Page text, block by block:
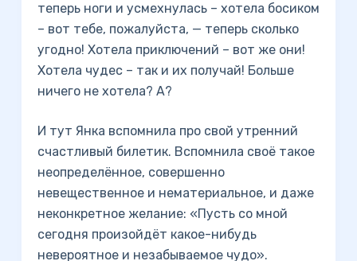
теперь ноги и усмехнулась – хотела босиком
– вот тебе, пожалуйста, — теперь сколько
угодно! Хотела приключений – вот же они!
Хотела чудес – так и их получай! Больше
ничего не хотела? А?
И тут Янка вспомнила про свой утренний
счастливый билетик. Вспомнила своё такое
неопределённое, совершенно
невещественное и нематериальное, и даже
неконкретное желание: «Пусть со мной
сегодня произойдёт какое-нибудь
невероятное и незабываемое чудо».